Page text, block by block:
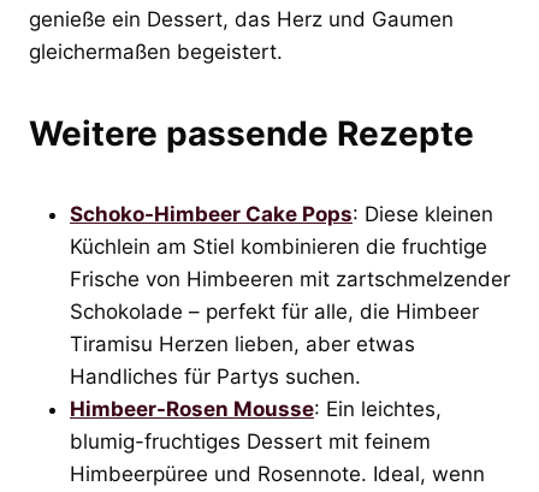
genieße ein Dessert, das Herz und Gaumen
gleichermaßen begeistert.
Weitere passende Rezepte
Schoko-Himbeer Cake Pops: Diese kleinen
Küchlein am Stiel kombinieren die fruchtige
Frische von Himbeeren mit zartschmelzender
Schokolade – perfekt für alle, die Himbeer
Tiramisu Herzen lieben, aber etwas
Handliches für Partys suchen.
Himbeer-Rosen Mousse: Ein leichtes,
blumig-fruchtiges Dessert mit feinem
Himbeerpüree und Rosennote. Ideal, wenn